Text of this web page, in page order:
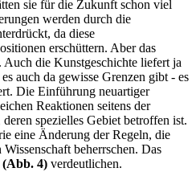
sie für die Zukunft schon viel
werden durch die
da diese
erschüttern. Aber das
die Kunstgeschichte liefert ja
auch da gewisse Grenzen gibt - es
Die Einführung neuartiger
Reaktionen seitens der
spezielles Gebiet betroffen ist.
eine Änderung der Regeln, die
beherrschen. Das
(Abb. 4) verdeutlichen.